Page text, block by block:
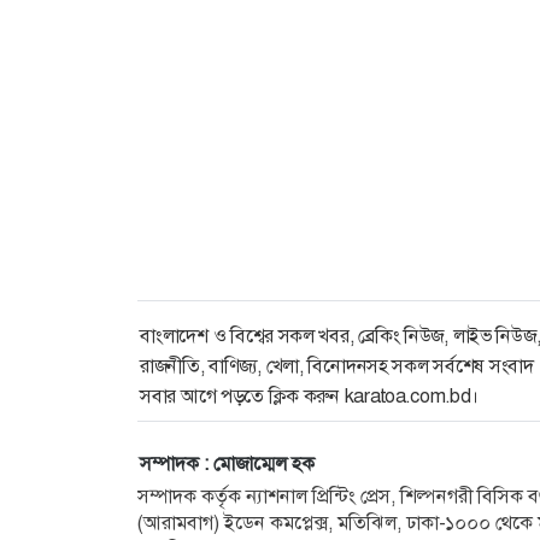
বাংলাদেশ ও বিশ্বের সকল খবর, ব্রেকিং নিউজ, লাইভ নিউজ,
রাজনীতি, বাণিজ্য, খেলা, বিনোদনসহ সকল সর্বশেষ সংবাদ
সবার আগে পড়তে ক্লিক করুন karatoa.com.bd।
সম্পাদক : মোজাম্মেল হক
সম্পাদক কর্তৃক ন্যাশনাল প্রিন্টিং প্রেস, শিল্পনগরী
(আরামবাগ) ইডেন কমপ্লেক্স, মতিঝিল, ঢাকা-১০০০